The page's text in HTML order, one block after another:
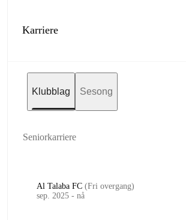
Karriere
Klubblag Sesong
Seniorkarriere
Al Talaba FC (Fri overgang)
sep. 2025 - nå